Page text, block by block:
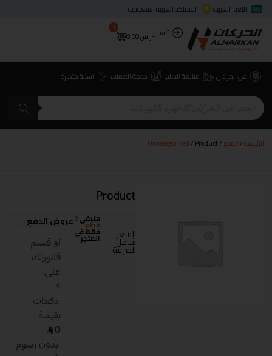
اللغة: العربية
المملكة العربية السعودية
تسجيلر.س0.00
0
عن الحركان متابعة الطلب خدمة العملاء اسئلة متكررة
الرئيسية/المتجر/
Uncategorized/ Product
Product
السعر
شامل
الضريبة
متبقي0
قطع
فقط في
المتجر
عروض الدفع